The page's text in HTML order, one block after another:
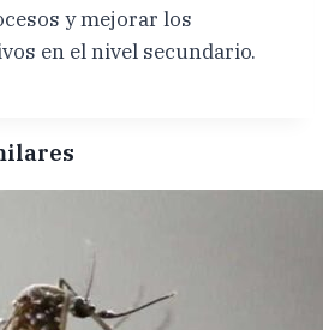
y mejorar los
en el nivel secundario.